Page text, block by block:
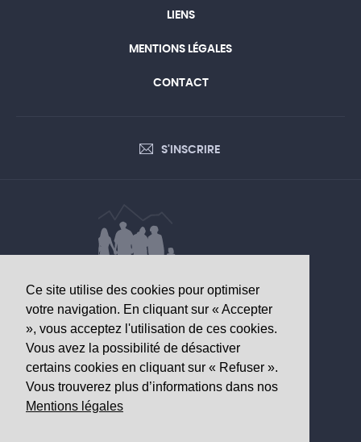
Ce site utilise des cookies pour optimiser
votre navigation. En cliquant sur « Accepter
», vous acceptez l'utilisation de ces cookies.
Vous avez la possibilité de désactiver
certains cookies en cliquant sur « Refuser ».
Vous trouverez plus d’informations dans nos
Mentions légales
LIENS
MENTIONS LÉGALES
CONTACT
S'INSCRIRE
DONNÉES D’INTÉRÊT SANITAIRE
Observatoire valaisan de la santé
Av. Grand-Champsec 64
1950 Sion
Tél+41 27 603 49 61